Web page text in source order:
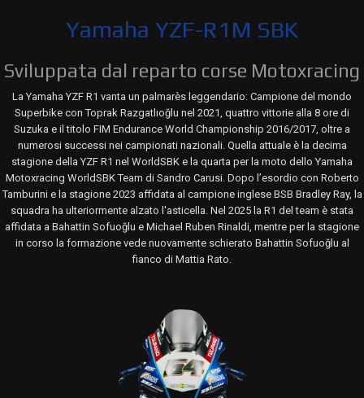
Yamaha YZF-R1M SBK
Sviluppata dal reparto corse Motoxracing
La Yamaha YZF R1 vanta un palmarès leggendario: Campione del mondo
Superbike con Toprak Razgatlıoğlu nel 2021, quattro vittorie alla 8 ore di
Suzuka e il titolo FIM Endurance World Championship 2016/2017, oltre a
numerosi successi nei campionati nazionali. Quella attuale è la decima
stagione della YZF R1 nel WorldSBK e la quarta per la moto dello Yamaha
Motoxracing WorldSBK Team di Sandro Carusi. Dopo l’esordio con Roberto
Tamburini e la stagione 2023 affidata al campione inglese BSB Bradley Ray, la
squadra ha ulteriormente alzato l'asticella. Nel 2025 la R1 del team è stata
affidata a Bahattin Sofuoğlu e Michael Ruben Rinaldi, mentre per la stagione
in corso la formazione vede nuovamente schierato Bahattin Sofuoğlu al
fianco di Mattia Rato.